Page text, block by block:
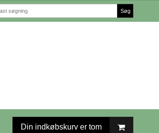
Søg
Din indkøbskurv er tom